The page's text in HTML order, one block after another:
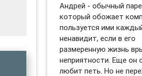
Андрей - обычный
который обожает
пользуется ими
ненавидит, если в его
размеренную жизнь
неприятности. Еще он
любит петь. Но не